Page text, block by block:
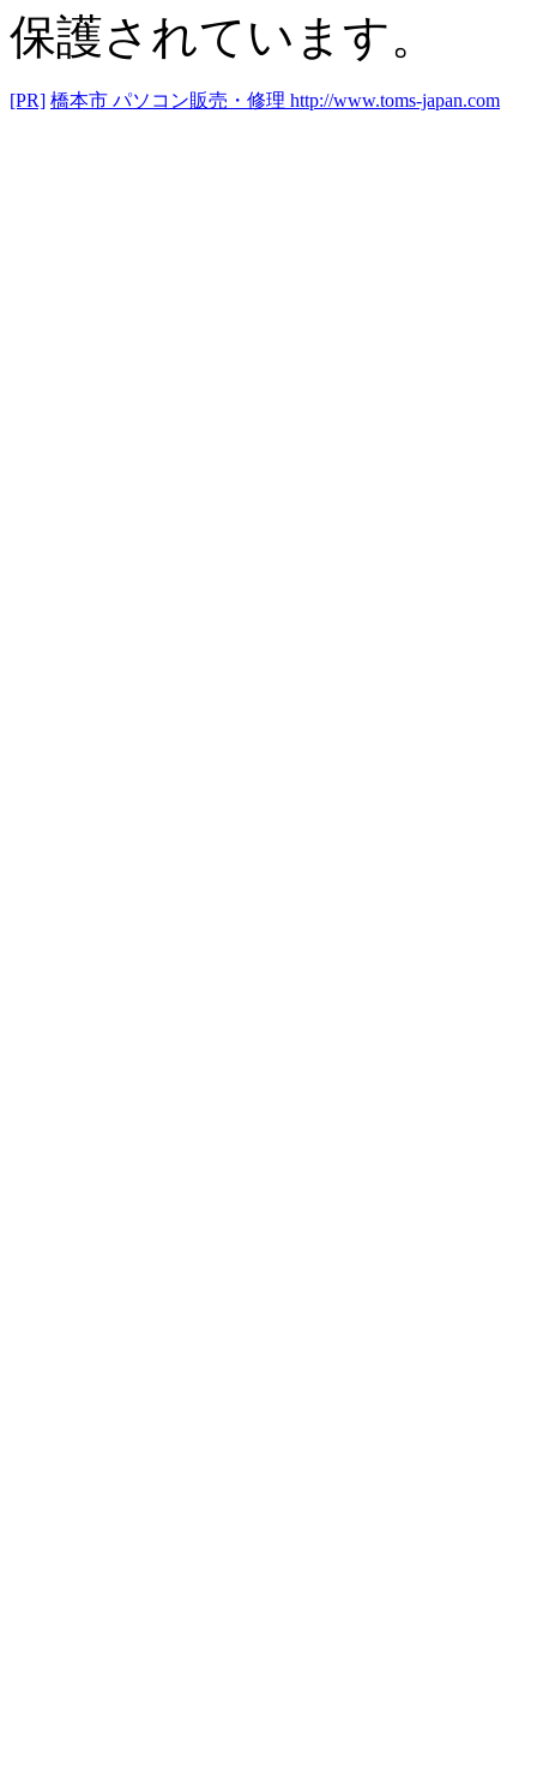
保護されています。
[PR] 橋本市 パソコン販売・修理 http://www.toms-japan.com